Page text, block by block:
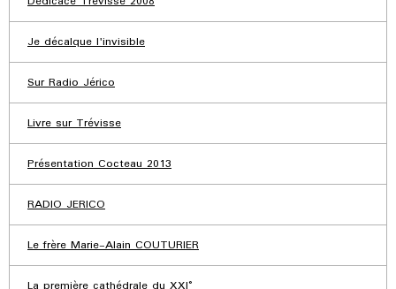
Je décalque l'invisible
Sur Radio Jérico
Livre sur Trévisse
Présentation Cocteau 2013
RADIO JERICO
Le frère Marie-Alain COUTURIER